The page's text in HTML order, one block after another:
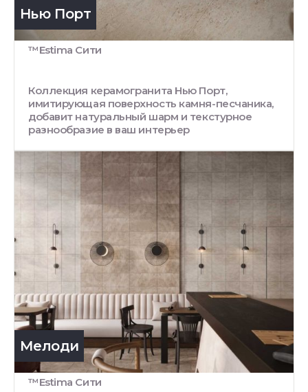
Нью Порт
™Estima Сити
Коллекция керамогранита Нью Порт,
имитирующая поверхность камня-песчаника,
добавит натуральный шарм и текстурное
разнообразие в ваш интерьер
Мелоди
™Estima Сити